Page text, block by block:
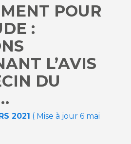
POUR
:
L’AVIS
DU
2021 ( Mise à jour 6 mai